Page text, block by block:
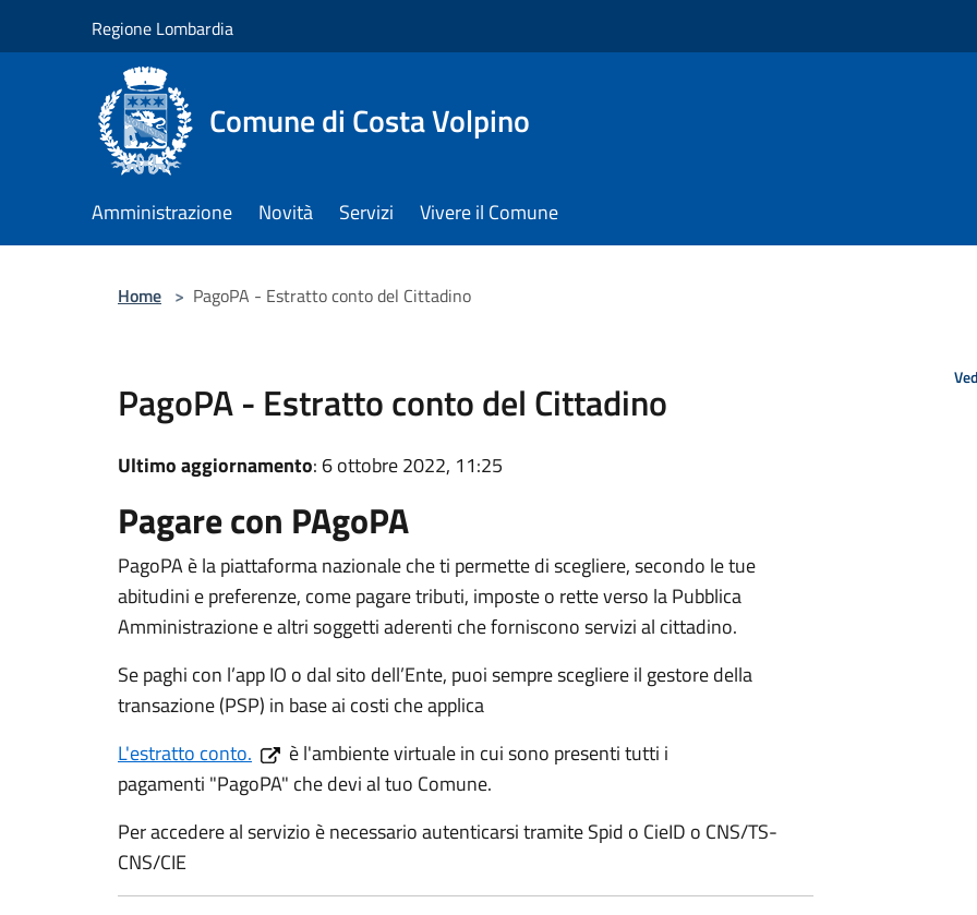
Regione Lombardia
Comune di Costa Volpino
Amministrazione Novità Servizi Vivere il Comune
Home > PagoPA - Estratto conto del Cittadino
PagoPA - Estratto conto del Cittadino
Ultimo aggiornamento: 6 ottobre 2022, 11:25
Pagare con PAgoPA
PagoPA è la piattaforma nazionale che ti permette di scegliere, secondo le tue
abitudini e preferenze, come pagare tributi, imposte o rette verso la Pubblica
Amministrazione e altri soggetti aderenti che forniscono servizi al cittadino.
Se paghi con l’app IO o dal sito dell’Ente, puoi sempre scegliere il gestore della
transazione (PSP) in base ai costi che applica
L'estratto conto.
è l'ambiente virtuale in cui sono presenti tutti i
pagamenti "PagoPA" che devi al tuo Comune.
Per accedere al servizio è necessario autenticarsi tramite Spid o CieID o CNS/TS-
CNS/CIE